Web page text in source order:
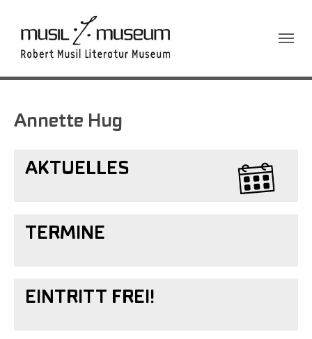
Annette Hug
AKTUELLES
TERMINE
EINTRITT FREI!